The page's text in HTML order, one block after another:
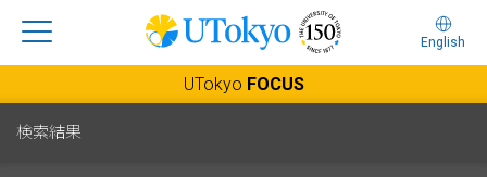
English
UTokyo FOCUS
検索結果